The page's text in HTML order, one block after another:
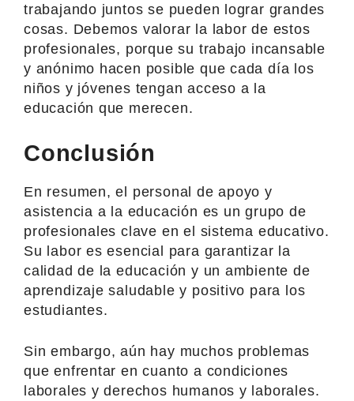
trabajando juntos se pueden lograr grandes
cosas. Debemos valorar la labor de estos
profesionales, porque su trabajo incansable
y anónimo hacen posible que cada día los
niños y jóvenes tengan acceso a la
educación que merecen.
Conclusión
En resumen, el personal de apoyo y
asistencia a la educación es un grupo de
profesionales clave en el sistema educativo.
Su labor es esencial para garantizar la
calidad de la educación y un ambiente de
aprendizaje saludable y positivo para los
estudiantes.
Sin embargo, aún hay muchos problemas
que enfrentar en cuanto a condiciones
laborales y derechos humanos y laborales.